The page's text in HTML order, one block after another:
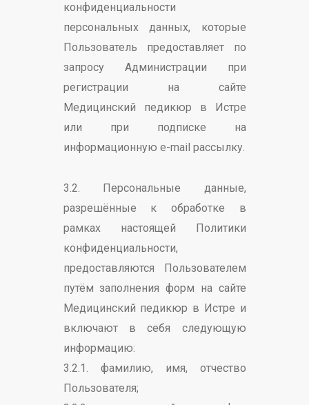
конфиденциальности
персональных данных, которые
Пользователь предоставляет по
запросу Администрации при
регистрации на сайте
Медицинский педикюр в Истре
или при подписке на
информационную e-mail рассылку.
3.2. Персональные данные,
разрешённые к обработке в
рамках настоящей Политики
конфиденциальности,
предоставляются Пользователем
путём заполнения форм на сайте
Медицинский педикюр в Истре и
включают в себя следующую
информацию:
3.2.1. фамилию, имя, отчество
Пользователя;